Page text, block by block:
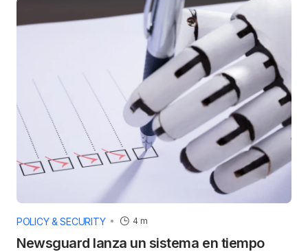
POLICY & SECURITY 4 m
Newsguard lanza un sistema en tiempo